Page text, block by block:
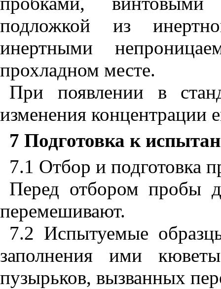
подложкой из
инертными
прохладном месте.
При появлении в
изменения концентрации
7 Подготовка к
7.1 Отбор и подготовка
Перед отбором пробы
перемешивают.
7.2 Испытуемые
заполнения ими
пузырьков, вызванных